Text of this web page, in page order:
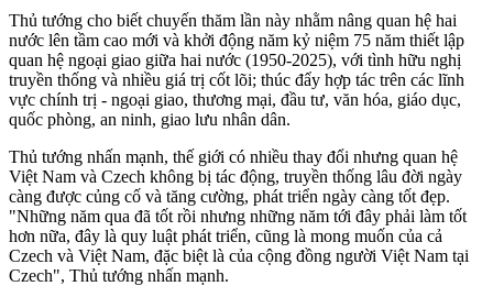
Thủ tướng cho biết chuyến thăm lần này nhằm nâng quan hệ hai
nước lên tầm cao mới và khởi động năm kỷ niệm 75 năm thiết lập
quan hệ ngoại giao giữa hai nước (1950-2025), với tình hữu nghị
truyền thống và nhiều giá trị cốt lõi; thúc đẩy hợp tác trên các lĩnh
vực chính trị - ngoại giao, thương mại, đầu tư, văn hóa, giáo dục,
quốc phòng, an ninh, giao lưu nhân dân.
Thủ tướng nhấn mạnh, thế giới có nhiều thay đổi nhưng quan hệ
Việt Nam và Czech không bị tác động, truyền thống lâu đời ngày
càng được củng cố và tăng cường, phát triển ngày càng tốt đẹp.
"Những năm qua đã tốt rồi nhưng những năm tới đây phải làm tốt
hơn nữa, đây là quy luật phát triển, cũng là mong muốn của cả
Czech và Việt Nam, đặc biệt là của cộng đồng người Việt Nam tại
Czech", Thủ tướng nhấn mạnh.